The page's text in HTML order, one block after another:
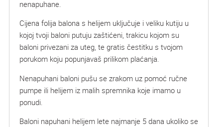
nenapuhane.
Cijena folija balona s helijem uključuje i veliku kutiju u
kojoj tvoji baloni putuju zaštićeni, trakicu kojom su
baloni privezani za uteg, te gratis čestitku s tvojom
porukom koju popunjavaš prilikom plaćanja.
Nenapuhani baloni pušu se zrakom uz pomoć ručne
pumpe ili helijem iz malih spremnika koje imamo u
ponudi.
Baloni napuhani helijem lete najmanje 5 dana ukoliko se